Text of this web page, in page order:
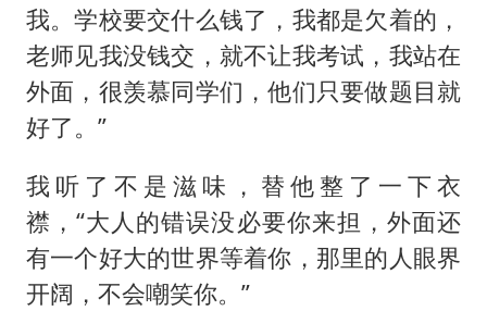
我。学校要交什么钱了，我都是欠着的，
老师见我没钱交，就不让我考试，我站在
外面，很羡慕同学们，他们只要做题目就
好了。”
我听了不是滋味，替他整了一下衣
襟，“大人的错误没必要你来担，外面还
有一个好大的世界等着你，那里的人眼界
开阔，不会嘲笑你。”